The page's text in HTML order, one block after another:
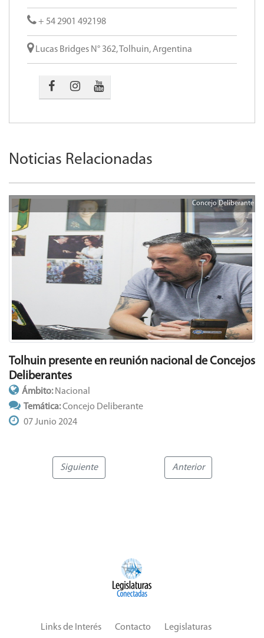
+ 54 2901 492198
Lucas Bridges N° 362, Tolhuin, Argentina
Noticias Relacionadas
Concejo Deliberante
Tolhuin presente en reunión nacional de Concejos
Deliberantes
Ámbito:Nacional
Temática:Concejo Deliberante
07 Junio 2024
Siguiente Anterior
Links de Interés Contacto Legislaturas